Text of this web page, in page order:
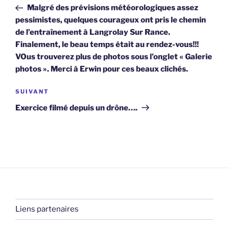
l’article
précédent
Malgré des prévisions météorologiques assez
pessimistes, quelques courageux ont pris le chemin
de l’entraînement à Langrolay Sur Rance.
Finalement, le beau temps était au rendez-vous!!!
VOus trouverez plus de photos sous l’onglet « Galerie
photos ». Merci à Erwin pour ces beaux clichés.
Article
suivant
SUIVANT
Exercice filmé depuis un drône….
Liens partenaires